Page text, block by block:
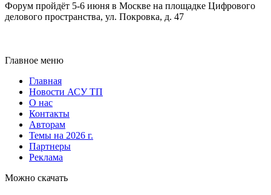
Форум пройдёт 5-6 июня в Москве на площадке Цифрового
делового пространства, ул. Покровка, д. 47
Главное меню
Главная
Новости АСУ ТП
О нас
Контакты
Авторам
Темы на 2026 г.
Партнеры
Реклама
Можно скачать